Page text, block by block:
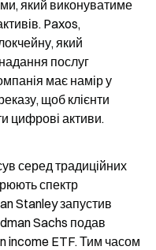
який виконуватиме
Paxos,
який
послуг
має намір у
щоб клієнти
цифрові активи.
серед традиційних
спектр
Stanley запустив
Sachs подав
income ETF. Тим часом